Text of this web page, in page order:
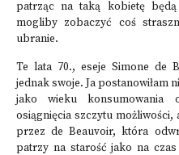
patrząc na taką kobietę
mogliby zobaczyć coś
ubranie.
Te lata 70., eseje Simone de
jednak swoje. Ja postanowiłam
jako wieku konsumowania
osiągnięcia szczytu możliwości,
przez de Beauvoir, która
patrzy na starość jako na